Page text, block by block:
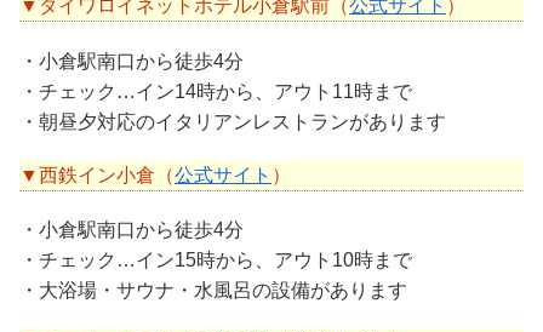
▼ダイワロイネットホテル小倉駅前（公式サイト ）
・小倉駅南口から徒歩4分
・チェック…イン14時から、アウト11時まで
・朝昼夕対応のイタリアンレストランがあります
▼西鉄イン小倉（公式サイト ）
・小倉駅南口から徒歩4分
・チェック…イン15時から、アウト10時まで
・大浴場・サウナ・水風呂の設備があります